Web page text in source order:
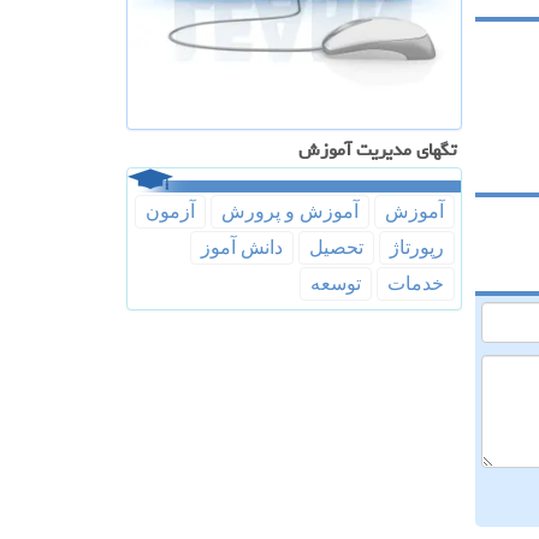
تگهای مدیریت آموزش
آموزش آموزش و پرورش
آزمون
رپورتاژ
تحصیل
دانش آموز
خدمات
توسعه